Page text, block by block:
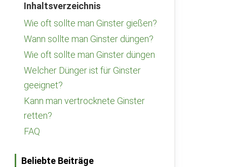
Inhaltsverzeichnis
Wie oft sollte man Ginster gießen?
Wann sollte man Ginster düngen?
Wie oft sollte man Ginster düngen
Welcher Dünger ist für Ginster
geeignet?
Kann man vertrocknete Ginster
retten?
FAQ
Beliebte Beiträge